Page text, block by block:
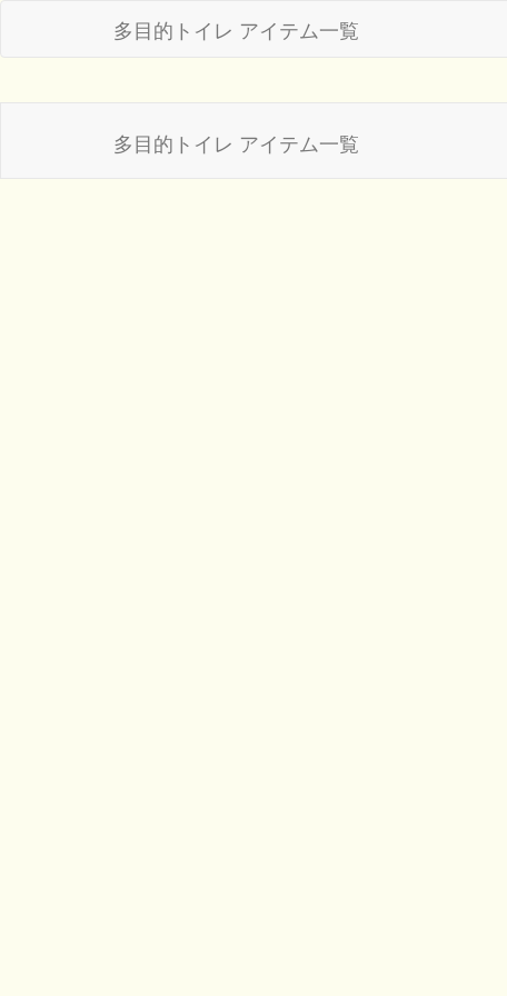
多目的トイレ アイテム一覧
多目的トイレ アイテム一覧